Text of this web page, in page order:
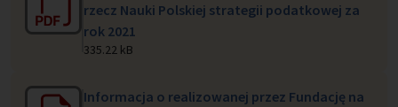
rzecz Nauki Polskiej strategii podatkowej za
rok 2021
335.22 kB
Informacja o realizowanej przez Fundację na